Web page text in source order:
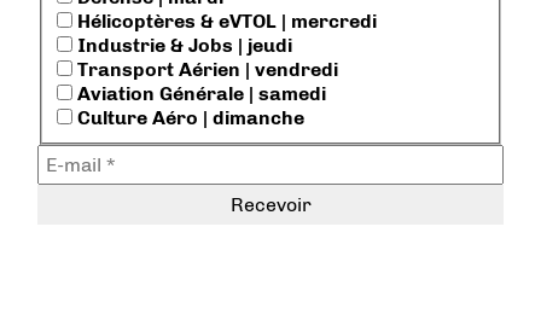
Hélicoptères & eVTOL | mercredi
Industrie & Jobs | jeudi
Transport Aérien | vendredi
Aviation Générale | samedi
Culture Aéro | dimanche